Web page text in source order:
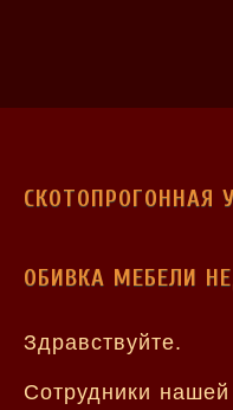
СКОТОПРОГОННАЯ
ОБИВКА МЕБЕЛИ
Здравствуйте.
Сотрудники